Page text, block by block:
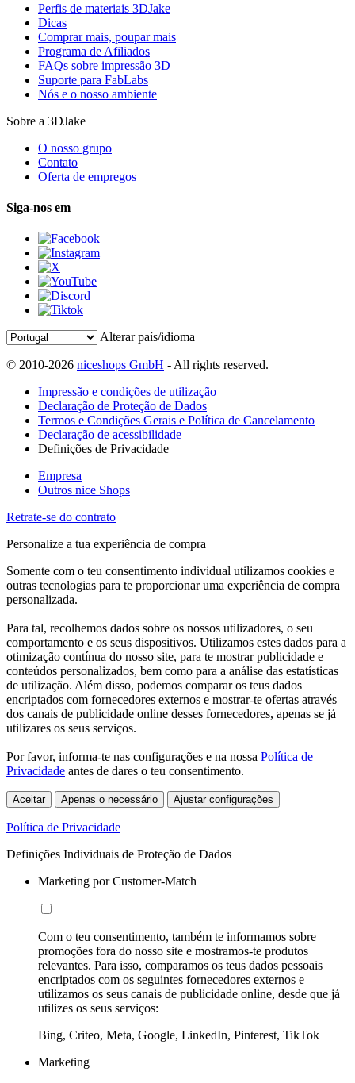
Perfis de materiais 3DJake
Dicas
Comprar mais, poupar mais
Programa de Afiliados
FAQs sobre impressão 3D
Suporte para FabLabs
Nós e o nosso ambiente
Sobre a 3DJake
O nosso grupo
Contato
Oferta de empregos
Siga-nos em
Alterar país/idioma
© 2010-2026 niceshops GmbH - All rights reserved.
Impressão e condições de utilização
Declaração de Proteção de Dados
Termos e Condições Gerais e Política de Cancelamento
Declaração de acessibilidade
Definições de Privacidade
Empresa
Outros nice Shops
Retrate-se do contrato
Personalize a tua experiência de compra
Somente com o teu consentimento individual utilizamos cookies e
outras tecnologias para te proporcionar uma experiência de compra
personalizada.
Para tal, recolhemos dados sobre os nossos utilizadores, o seu
comportamento e os seus dispositivos. Utilizamos estes dados para a
otimização contínua do nosso site, para te mostrar publicidade e
conteúdos personalizados, bem como para a análise das estatísticas
de utilização. Além disso, podemos comparar os teus dados
encriptados com fornecedores externos e mostrar-te ofertas através
dos canais de publicidade online desses fornecedores, apenas se já
utilizares os seus serviços.
Por favor, informa-te nas configurações e na nossa Política de
Privacidade antes de dares o teu consentimento.
Aceitar Apenas o necessário Ajustar configurações
Política de Privacidade
Definições Individuais de Proteção de Dados
Marketing por Customer-Match
Com o teu consentimento, também te informamos sobre
promoções fora do nosso site e mostramos-te produtos
relevantes. Para isso, comparamos os teus dados pessoais
encriptados com os seguintes fornecedores externos e
utilizamos os seus canais de publicidade online, desde que já
utilizes os seus serviços:
Bing, Criteo, Meta, Google, LinkedIn, Pinterest, TikTok
Marketing